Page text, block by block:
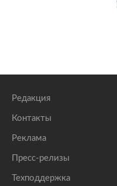
Редакция
Контакты
Реклама
Пресс-релизы
Техподдержка